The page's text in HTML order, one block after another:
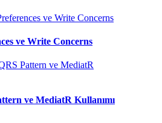
ve Write Concerns
ve MediatR Kullanımı